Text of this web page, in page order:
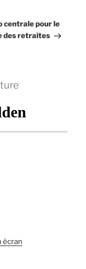
centrale pour le
des retraites
écran